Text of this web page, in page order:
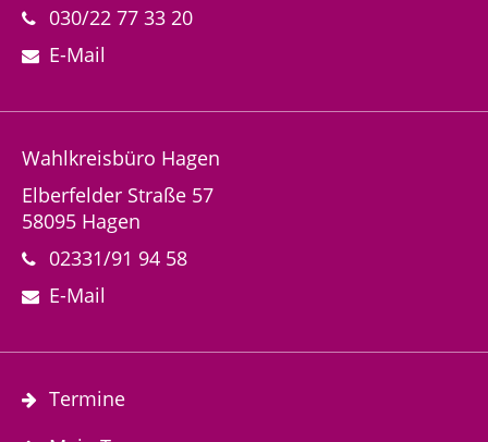
030/22 77 33 20
E-Mail
Wahlkreisbüro Hagen
Elberfelder Straße 57
58095 Hagen
02331/91 94 58
E-Mail
Termine